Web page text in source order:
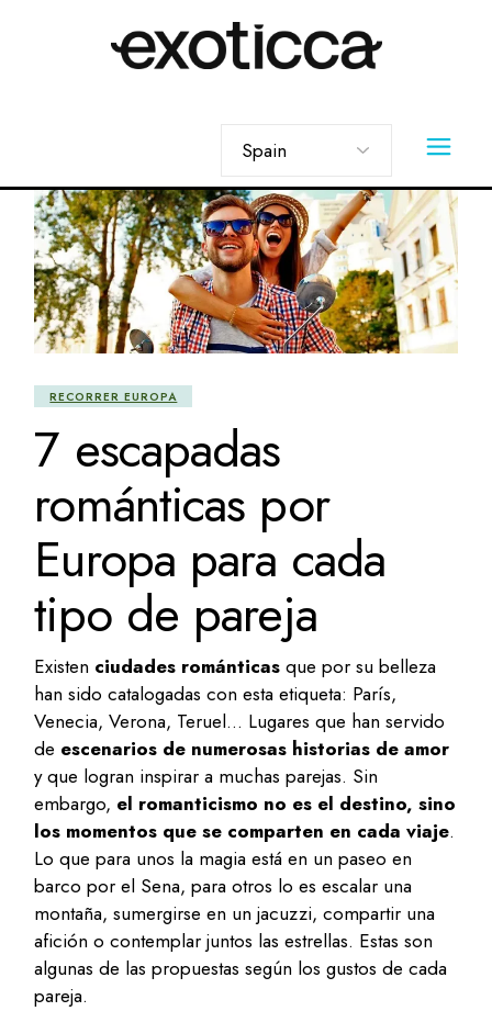
idioma
RECORRER EUROPA
7 escapadas
románticas por
Europa para cada
tipo de pareja
Existen ciudades románticas que por su belleza
han sido catalogadas con esta etiqueta: París,
Venecia, Verona, Teruel… Lugares que han servido
de escenarios de numerosas historias de amor
y que logran inspirar a muchas parejas. Sin
embargo, el romanticismo no es el destino, sino
los momentos que se comparten en cada viaje.
Lo que para unos la magia está en un paseo en
barco por el Sena, para otros lo es escalar una
montaña, sumergirse en un jacuzzi, compartir una
afición o contemplar juntos las estrellas. Estas son
algunas de las propuestas según los gustos de cada
pareja.